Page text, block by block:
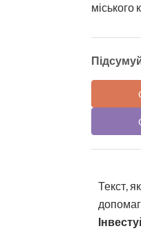
міського
Текст,